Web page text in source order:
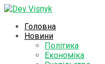
Головна
Новини
Політика
Економіка